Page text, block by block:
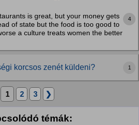
is great, but your money gets
of state but the food is too good to
a culture treats women the better
4
korcsos zenét küldeni? 1
1 2 3 ❯
témák: